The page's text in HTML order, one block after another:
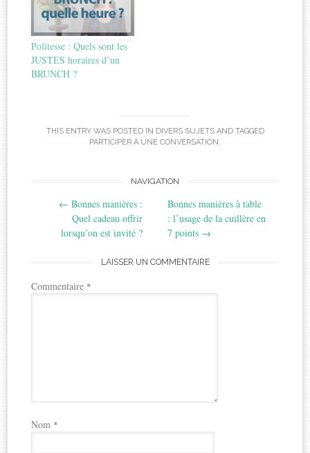
Politesse : Quels sont les
JUSTES horaires d’un
BRUNCH ?
THIS ENTRY WAS POSTED IN DIVERS SUJETSAND TAGGED
PARTICIPER À UNE CONVERSATION.
navigation
NAVIGATION
← Bonnes manières :
Quel cadeau offrir
lorsqu’on est invité ?
Bonnes manières à table
: l’usage de la cuillère en
7 points →
LAISSER UN COMMENTAIRE
Commentaire *
Nom *